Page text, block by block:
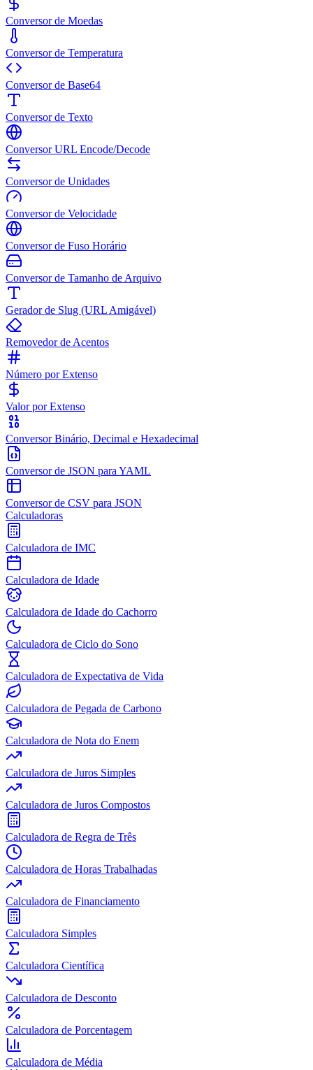
Conversor de Moedas
Conversor de Temperatura
Conversor de Base64
Conversor de Texto
Conversor URL Encode/Decode
Conversor de Unidades
Conversor de Velocidade
Conversor de Fuso Horário
Conversor de Tamanho de Arquivo
Gerador de Slug (URL Amigável)
Removedor de Acentos
Número por Extenso
Valor por Extenso
Conversor Binário, Decimal e Hexadecimal
Conversor de JSON para YAML
Conversor de CSV para JSON
Calculadoras
Calculadora de IMC
Calculadora de Idade
Calculadora de Idade do Cachorro
Calculadora de Ciclo do Sono
Calculadora de Expectativa de Vida
Calculadora de Pegada de Carbono
Calculadora de Nota do Enem
Calculadora de Juros Simples
Calculadora de Juros Compostos
Calculadora de Regra de Três
Calculadora de Horas Trabalhadas
Calculadora de Financiamento
Calculadora Simples
Calculadora Científica
Calculadora de Desconto
Calculadora de Porcentagem
Calculadora de Média